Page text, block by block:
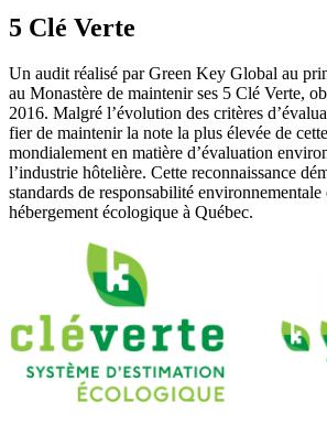
5 Clé Verte
Un audit réalisé par Green Key Global au
au Monastère de maintenir ses 5 Clé Verte,
2016. Malgré l’évolution des critères
fier de maintenir la note la plus élevée de
mondialement en matière d’évaluation
l’industrie hôtelière. Cette reconnaissance
standards de responsabilité
hébergement écologique à Québec.